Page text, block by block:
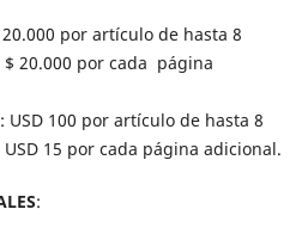
por artículo de hasta 8
20.000 por cada página
: USD 100 por artículo de hasta 8
15 por cada página adicional.
: